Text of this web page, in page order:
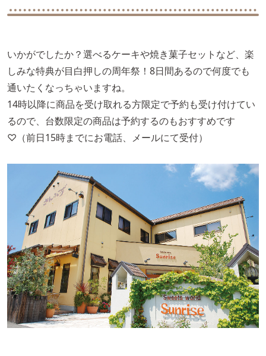
いかがでしたか？選べるケーキや焼き菓子セットなど、楽
しみな特典が目白押しの周年祭！8日間あるので何度でも
通いたくなっちゃいますね。
14時以降に商品を受け取れる方限定で予約も受け付けてい
るので、台数限定の商品は予約するのもおすすめです
♡（前日15時までにお電話、メールにて受付）